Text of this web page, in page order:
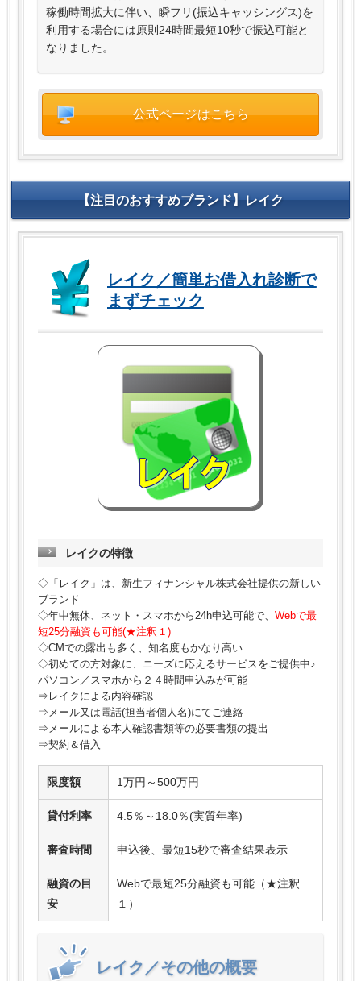
稼働時間拡大に伴い、瞬フリ(振込キャッシングス)を
利用する場合には原則24時間最短10秒で振込可能と
なりました。
公式ページはこちら
【注目のおすすめブランド】レイク
レイク／簡単お借入れ診断で
まずチェック
レイクの特徴
◇「レイク」は、新生フィナンシャル株式会社提供の新しい
ブランド
◇年中無休、ネット・スマホから24h申込可能で、 Webで最
短25分融資も可能(★注釈１)
◇CMでの露出も多く、知名度もかなり高い
◇初めての方対象に、ニーズに応えるサービスをご提供中♪
パソコン／スマホから２４時間申込みが可能
⇒レイクによる内容確認
⇒メール又は電話(担当者個人名)にてご連絡
⇒メールによる本人確認書類等の必要書類の提出
⇒契約＆借入
限度額 1万円～500万円
貸付利率 4.5％～18.0％(実質年率)
審査時間 申込後、最短15秒で審査結果表示
融資の目
安
Webで最短25分融資も可能（★注釈
１）
レイク／その他の概要